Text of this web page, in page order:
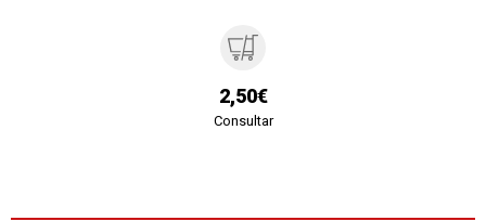
2,50€
Consultar